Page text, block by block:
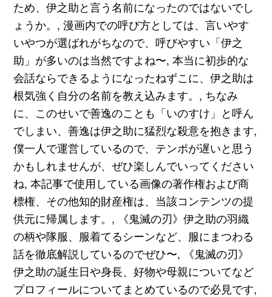
ため、伊之助と言う名前になったのではないでし
ょうか。, 漫画内での呼び方としては、言いやす
いやつが選ばれがちなので、呼びやすい「伊之
助」が多いのは当然ですよね〜, 本当に初歩的な
会話ならできるようになったねずこに、伊之助は
根気強く自分の名前を教え込みます。, ちなみ
に、このせいで善逸のことも「いのすけ」と呼ん
でしまい、善逸は伊之助に猛烈な殺意を抱きます,
僕一人で運営しているので、テンポが遅いと思う
かもしれませんが、ぜひ楽しんでいってください
ね, 本記事で使用している画像の著作権および商
標権、その他知的財産権は、当該コンテンツの提
供元に帰属します。, 《鬼滅の刃》伊之助の羽織
の柄や隊服、服着てるシーンなど、服にまつわる
話を徹底解説しているのでぜひ〜, 《鬼滅の刃》
伊之助の誕生日や身長、好物や母親についてなど
プロフィールについてまとめているので必見です,